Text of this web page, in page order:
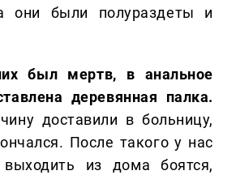
они были полураздеты и
был мертв, в анальное
деревянная палка.
доставили в больницу,
После такого у нас
из дома боятся,